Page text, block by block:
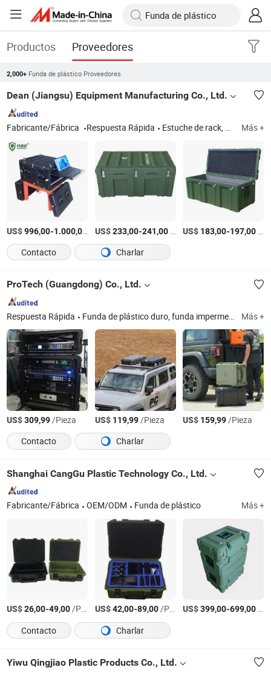
Productos Proveedores
2,000+ Funda de plástico Proveedores
Dean (Jiangsu) Equipment Manufacturing Co., Ltd.
Fabricante/Fábrica Respuesta Rápida Estuche de rack, caja de enfriamiento, caja de almacenamiento, estuche de plástico, estuche de equipo, estuche rígido, estuche de plástico rígido Más +
US$996,00-1.000,00 /Pieza
US$233,00-241,00/Pieza US$ 183,00-197,00
Contacto
Charlar
ProTech (Guangdong) Co., Ltd.
Respuesta Rápida Funda de plástico duro, funda impermeable, funda protectora, funda de rack, funda dura para armas, funda para drones, funda dura para cámaras, funda dura para guitarras, funda dura, funda de vuelo Más +
US$309,99/Pieza US$ 119,99/Pieza US$ 159,99/Pieza
Contacto
Charlar
Shanghai CangGu Plastic Technology Co., Ltd.
Fabricante/Fábrica OEM/ODM Funda de plástico Más +
US$26,00-49,00/Pieza US$42,00-89,00/Pieza US$399,00-699,00
Contacto
Charlar
Yiwu Qingjiao Plastic Products Co., Ltd.